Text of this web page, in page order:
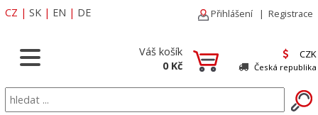
CZ | SK | EN | DE Přihlášení | Registrace
Váš košík
0 Kč
CZK
Česká republika